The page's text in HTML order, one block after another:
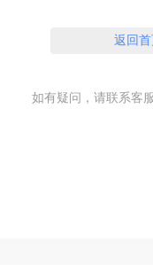
返回首
如有疑问，请联系客